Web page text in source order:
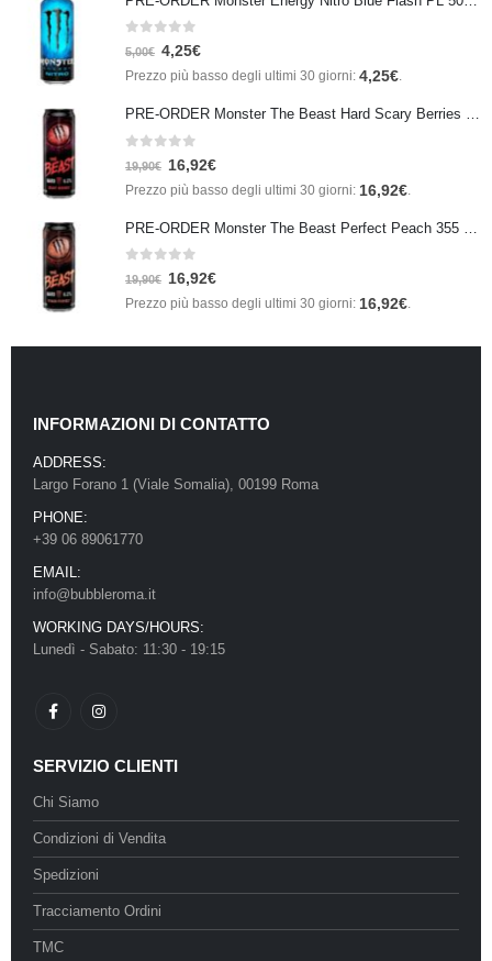
Su 5
5,00€ 4,25€
Prezzo più basso degli ultimi 30 giorni: 4,25€.
PRE-ORDER Monster The Beast Hard Scary Berries 355 ml IN ARRIVO ENTRO IL 21 SETTEMBRE
Su 5
19,90€ 16,92€
Prezzo più basso degli ultimi 30 giorni: 16,92€.
Su 5
19,90€ 16,92€
Prezzo più basso degli ultimi 30 giorni: 16,92€.
INFORMAZIONI DI CONTATTO
ADDRESS:
Largo Forano 1 (Viale Somalia), 00199 Roma
PHONE:
+39 06 89061770
EMAIL:
info@bubbleroma.it
WORKING DAYS/HOURS:
Lunedì - Sabato: 11:30 - 19:15
SERVIZIO CLIENTI
Chi Siamo
Condizioni di Vendita
Spedizioni
Tracciamento Ordini
TMC